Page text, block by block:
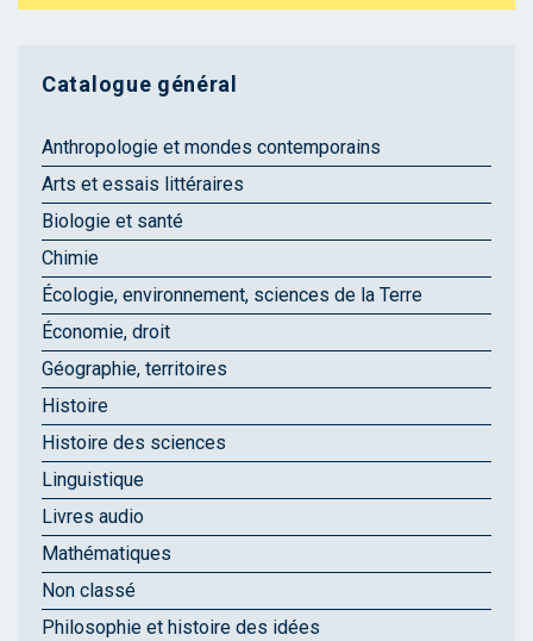
Catalogue général
Anthropologie et mondes contemporains
Arts et essais littéraires
Biologie et santé
Chimie
Écologie, environnement, sciences de la Terre
Économie, droit
Géographie, territoires
Histoire
Histoire des sciences
Linguistique
Livres audio
Mathématiques
Non classé
Philosophie et histoire des idées